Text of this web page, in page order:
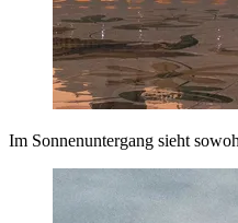
Im Sonnenuntergang sieht